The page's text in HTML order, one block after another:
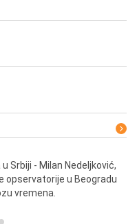
Srbiji - Milan Nedeljković,
opservatorije u Beogradu
vremena.